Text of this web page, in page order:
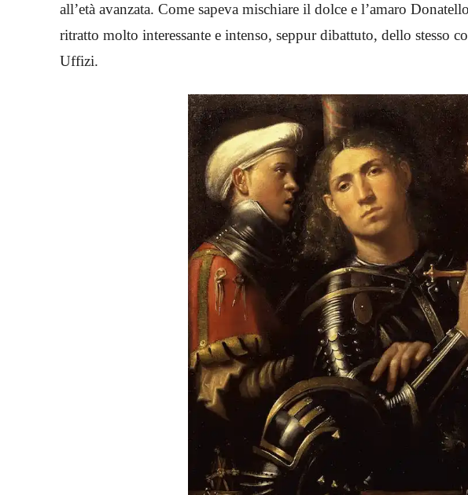
all’età avanzata. Come sapeva mischiare il dolce e l’amaro
ritratto molto interessante e intenso, seppur dibattuto, dello stesso
Uffizi.